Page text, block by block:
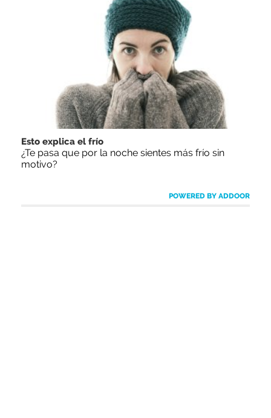
Esto explica el frío
¿Te pasa que por la noche sientes más frío sin
motivo?
POWERED BY ADDOOR